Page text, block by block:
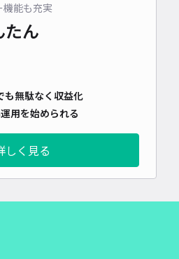
機能も充実
たん
も無駄なく収益化
用を始められる
しく見る